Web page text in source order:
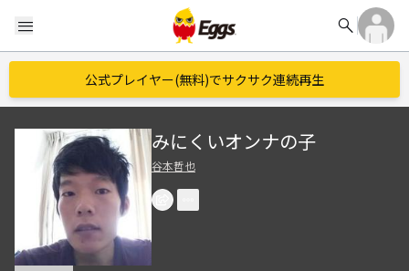
menu search
公式プレイヤー(無料)でサクサク連続再生
みにくいオンナの子
谷本哲也